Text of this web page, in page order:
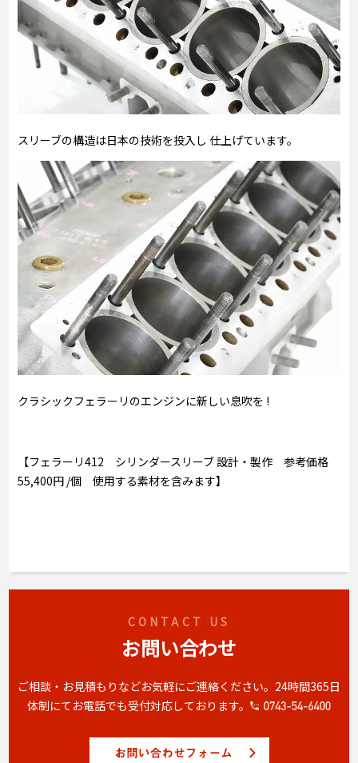
スリーブの構造は日本の技術を投入し 仕上げています。
クラシックフェラーリのエンジンに新しい息吹を !
【フェラーリ412 シリンダースリーブ 設計・製作 参考価格
55,400円 /個 使用する素材を含みます】
CONTACT US
お問い合わせ
ご相談・お見積もりなどお気軽にご連絡ください。 24時間365日
体制にてお電話でも受付対応しております。